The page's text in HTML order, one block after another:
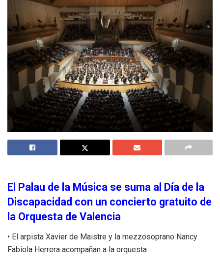
El Palau de la Música se suma al Día de la
Discapacidad con un concierto gratuito de
la Orquesta de Valencia
• El arpista Xavier de Maistre y la mezzosoprano Nancy
Fabiola Herrera acompañan a la orquesta